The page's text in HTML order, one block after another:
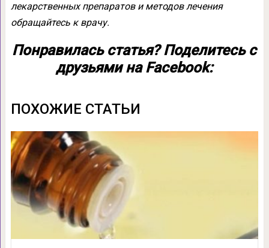
лекарственных препаратов и методов лечения
обращайтесь к врачу.
Понравилась статья? Поделитесь с
друзьями на Facebook:
ПОХОЖИЕ СТАТЬИ